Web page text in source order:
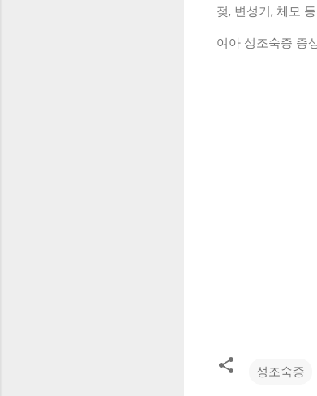
젖, 변성기, 체모
여아 성조숙증 증
성조숙증